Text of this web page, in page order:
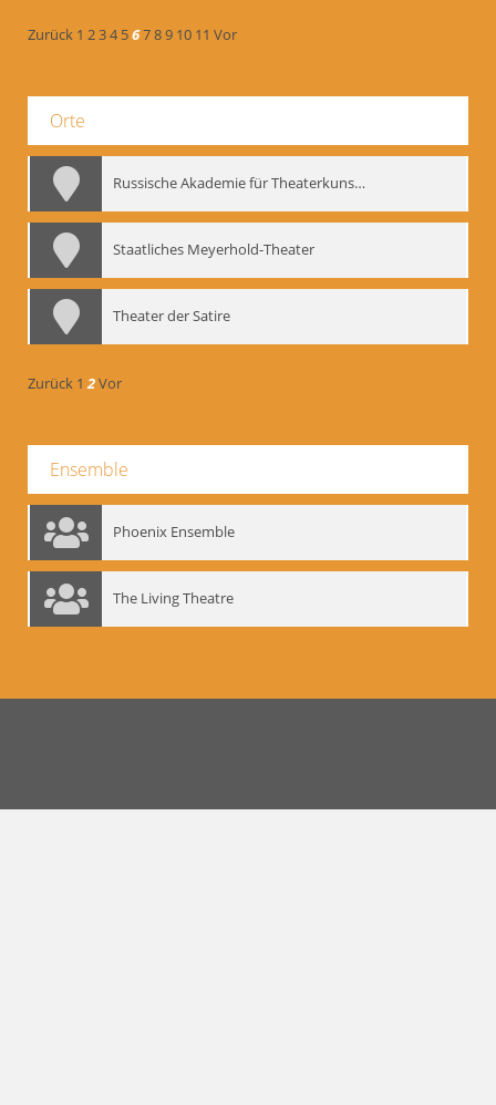
Zurück 1 234 56789 10 11 Vor
Orte
Russische Akademie für Theaterkunst – GITIS
Staatliches Meyerhold-Theater
Theater der Satire
Zurück 1 2Vor
Ensemble
Phoenix Ensemble
The Living Theatre